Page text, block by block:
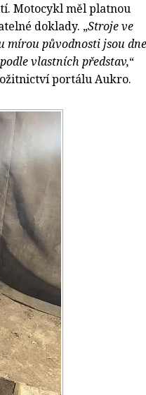
Motocykl měl platnou
doklady. „Stroje ve
mírou původnosti jsou
vlastních představ,“
portálu Aukro.